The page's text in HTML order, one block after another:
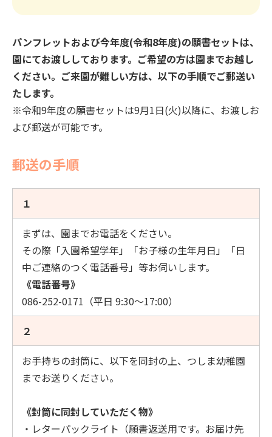
パンフレットおよび今年度(令和8年度)の願書セットは、
園にてお渡ししております。ご希望の方は園までお越し
ください。ご来園が難しい方は、以下の手順でご郵送い
たします。
※令和9年度の願書セットは9月1日(火)以降に、お渡しお
よび郵送が可能です。
郵送の手順
１
まずは、園までお電話をください。
その際「入園希望学年」「お子様の生年月日」「日
中ご連絡のつく電話番号」等お伺いします。
《電話番号》
086-252-0171（平日 9:30～17:00）
２
お手持ちの封筒に、以下を同封の上、つしま幼稚園
までお送りください。
《封筒に同封していただく物》
・レターパックライト（願書返送用です。お届け先